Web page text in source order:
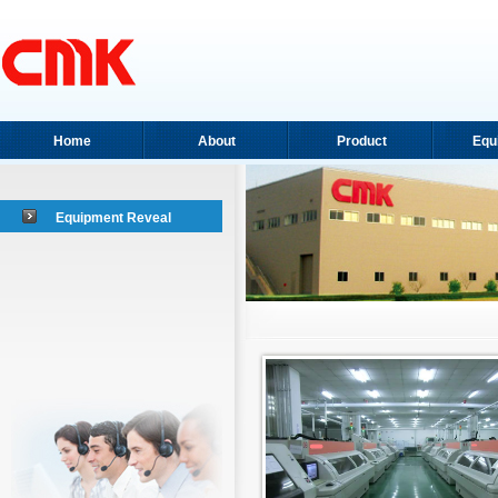
Home About Product
Equipment Reveal